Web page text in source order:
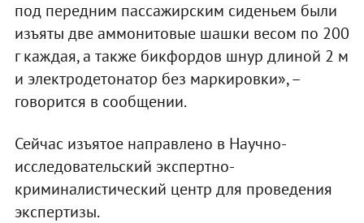
под передним пассажирским сиденьем были
изъяты две аммонитовые шашки весом по 200
г каждая, а также бикфордов шнур длиной 2 м
и электродетонатор без маркировки», –
говорится в сообщении.
Сейчас изъятое направлено в Научно-
исследовательский экспертно-
криминалистический центр для проведения
экспертизы.